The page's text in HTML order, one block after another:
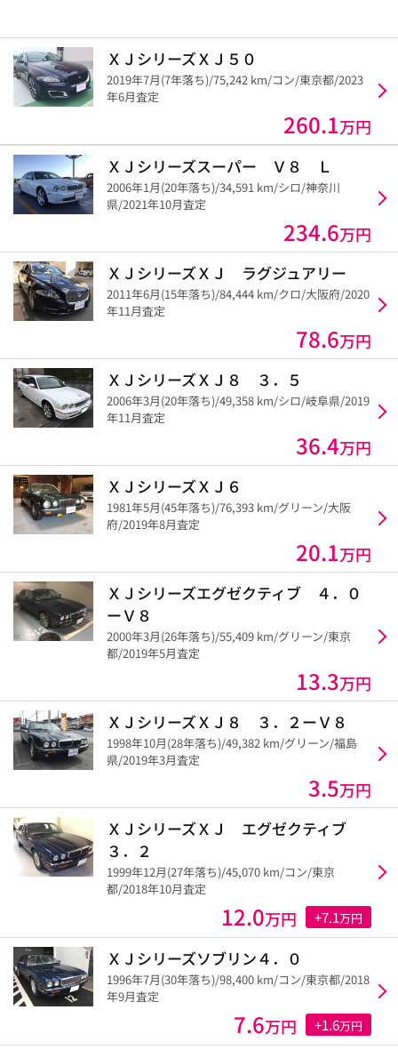
ＸＪシリーズＸＪ５０
2019年7月(7年落ち)/75,242 km/コン/東京都/2023
年6月査定
260.1万円
ＸＪシリーズスーパー Ｖ８ Ｌ
2006年1月(20年落ち)/34,591 km/シロ/神奈川
県/2021年10月査定
234.6万円
ＸＪシリーズＸＪ ラグジュアリー
2011年6月(15年落ち)/84,444 km/クロ/大阪府/2020
年11月査定
78.6万円
ＸＪシリーズＸＪ８ ３．５
2006年3月(20年落ち)/49,358 km/シロ/岐阜県/2019
年11月査定
36.4万円
ＸＪシリーズＸＪ６
1981年5月(45年落ち)/76,393 km/グリーン/大阪
府/2019年8月査定
20.1万円
ＸＪシリーズエグゼクティブ ４．０
ーＶ８
2000年3月(26年落ち)/55,409 km/グリーン/東京
都/2019年5月査定
13.3万円
ＸＪシリーズＸＪ８ ３．２ーＶ８
1998年10月(28年落ち)/49,382 km/グリーン/福島
県/2019年3月査定
3.5万円
ＸＪシリーズＸＪ エグゼクティブ
３．２
1999年12月(27年落ち)/45,070 km/コン/東京
都/2018年10月査定
12.0万円 +7.1万円
ＸＪシリーズソブリン４．０
1996年7月(30年落ち)/98,400 km/コン/東京都/2018
年9月査定
7.6万円 +1.6万円